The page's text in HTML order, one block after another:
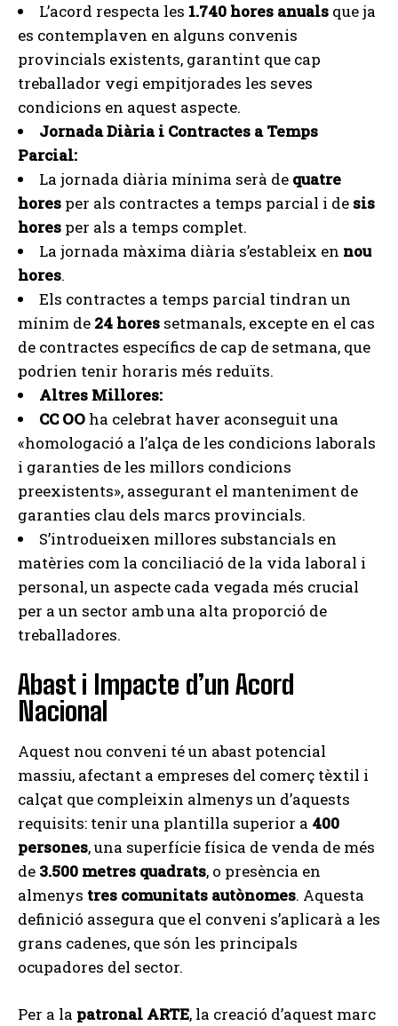
L’acord respecta les 1.740 hores anuals que ja
es contemplaven en alguns convenis
provincials existents, garantint que cap
treballador vegi empitjorades les seves
condicions en aquest aspecte.
Jornada Diària i Contractes a Temps
Parcial:
La jornada diària mínima serà de quatre
hores per als contractes a temps parcial i de sis
hores per als a temps complet.
La jornada màxima diària s’estableix en nou
hores.
Els contractes a temps parcial tindran un
mínim de 24 hores setmanals, excepte en el cas
de contractes específics de cap de setmana, que
podrien tenir horaris més reduïts.
Altres Millores:
CC OO ha celebrat haver aconseguit una
«homologació a l’alça de les condicions laborals
i garanties de les millors condicions
preexistents», assegurant el manteniment de
garanties clau dels marcs provincials.
S’introdueixen millores substancials en
matèries com la conciliació de la vida laboral i
personal, un aspecte cada vegada més crucial
per a un sector amb una alta proporció de
treballadores.
Abast i Impacte d’un Acord
Nacional
Aquest nou conveni té un abast potencial
massiu, afectant a empreses del comerç tèxtil i
calçat que compleixin almenys un d’aquests
requisits: tenir una plantilla superior a 400
persones, una superfície física de venda de més
de 3.500 metres quadrats, o presència en
almenys tres comunitats autònomes. Aquesta
definició assegura que el conveni s’aplicarà a les
grans cadenes, que són les principals
ocupadores del sector.
Per a la patronal ARTE, la creació d’aquest marc